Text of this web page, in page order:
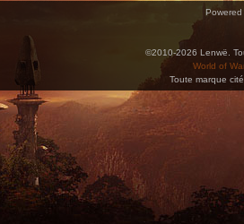
©2010-2026 Lenwë.
World of
Toute marque
au calendrier des évènements depuis d'autres